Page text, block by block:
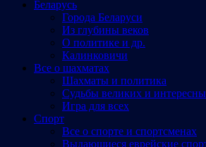
Беларусь
Города Беларуси
Из глубины веков
О политике и др.
Калинковичи
Все о шахматах
Шахматы и политика
Судьбы великих и
Игра для всех
Спорт
Все о спорте и спортсменах
Выдающиеся еврейские